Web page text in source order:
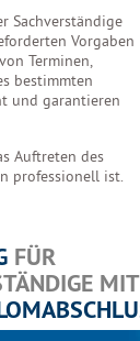
Sachverständige
Vorgaben
Terminen,
bestimmten
und garantieren
Auftreten des
professionell ist.
FÜR
MIT